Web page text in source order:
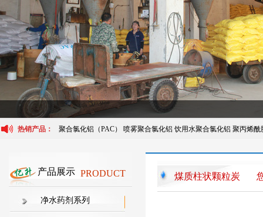
热销产品： 聚合氯化铝（PAC） 喷雾聚合氯化铝 饮用水聚合氯化铝 聚丙烯酰
PRODUCT
产品展示
净水药剂系列
煤质柱状颗粒炭